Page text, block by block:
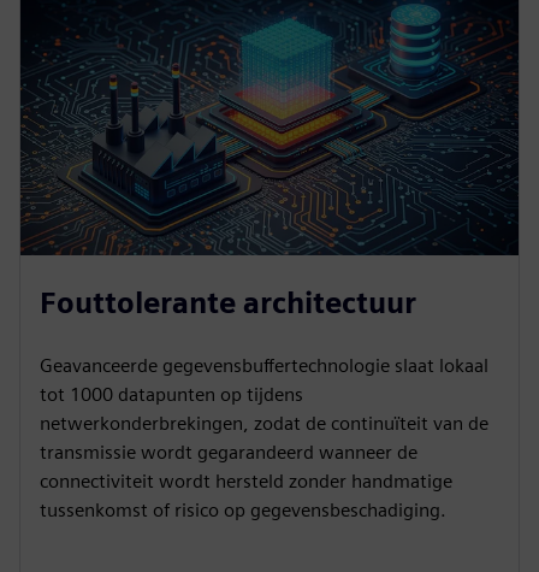
Fouttolerante architectuur
Geavanceerde gegevensbuffertechnologie slaat lokaal
tot 1000 datapunten op tijdens
netwerkonderbrekingen, zodat de continuïteit van de
transmissie wordt gegarandeerd wanneer de
connectiviteit wordt hersteld zonder handmatige
tussenkomst of risico op gegevensbeschadiging.